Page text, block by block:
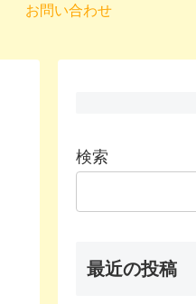
お問い合わせ
検索
最近の投稿